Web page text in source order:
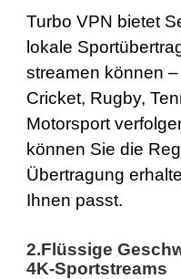
Turbo VPN bietet
lokale
streamen können
Cricket, Rugby,
Motorsport
können Sie die
Übertragung
Ihnen passt.
2.Flüssige
4K-Sportstreams